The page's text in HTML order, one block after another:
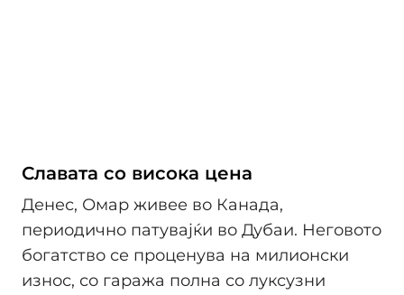
Славата со висока цена
Денес, Омар живее во Канада,
периодично патувајќи во Дубаи. Неговото
богатство се проценува на милионски
износ, со гаража полна со луксузни